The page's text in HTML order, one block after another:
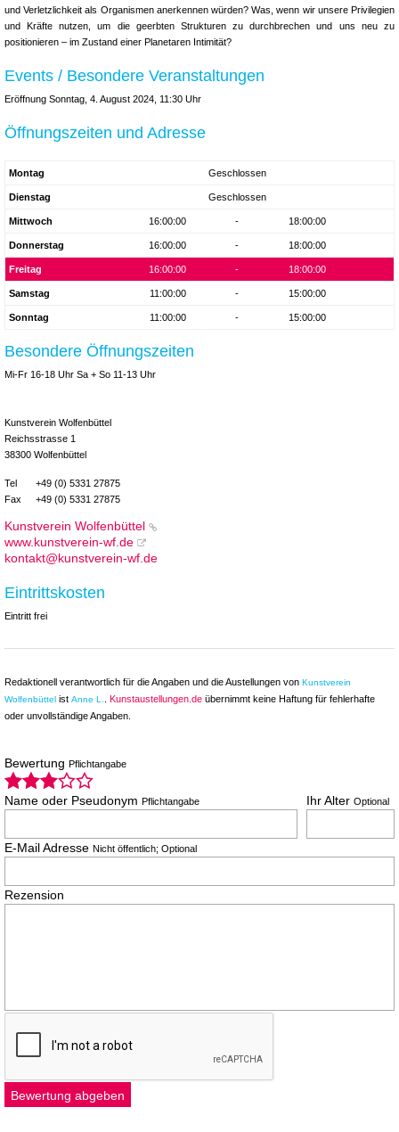
und Verletzlichkeit als Organismen anerkennen würden? Was, wenn wir unsere Privilegien
und Kräfte nutzen, um die geerbten Strukturen zu durchbrechen und uns neu zu
positionieren – im Zustand einer Planetaren Intimität?
Events / Besondere Veranstaltungen
Eröffnung Sonntag, 4. August 2024, 11:30 Uhr
Öffnungszeiten und Adresse
Montag Geschlossen
Dienstag Geschlossen
Mittwoch 16:00:00 - 18:00:00
Donnerstag 16:00:00 - 18:00:00
Freitag 16:00:00 - 18:00:00
Samstag 11:00:00 - 15:00:00
Sonntag 11:00:00 - 15:00:00
Besondere Öffnungszeiten
Mi-Fr 16-18 Uhr Sa + So 11-13 Uhr
Kunstverein Wolfenbüttel
Reichsstrasse 1
38300 Wolfenbüttel
Tel
+49 (0) 5331 27875
Fax
+49 (0) 5331 27875
Kunstverein Wolfenbüttel
www.kunstverein-wf.de
kontakt@kunstverein-wf.de
Eintrittskosten
Eintritt frei
Redaktionell verantwortlich für die Angaben und die Austellungen von Kunstverein
Wolfenbüttel ist Anne L. Kunstaustellungen.de übernimmt keine Haftung für fehlerhafte
oder unvollständige Angaben.
Bewertung Pflichtangabe
Name oder Pseudonym Pflichtangabe Ihr Alter Optional
E-Mail Adresse Nicht öffentlich; Optional
Rezension